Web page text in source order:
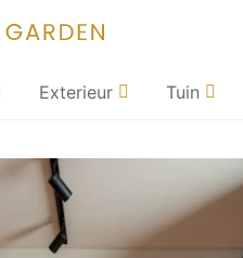
Exterieur Tuin